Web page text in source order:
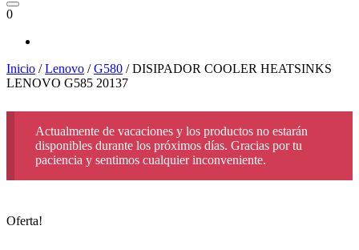
0
Inicio /Lenovo /G580 / DISIPADOR COOLER HEATSINKS
LENOVO G585 20137
Actualmente de vacaciones y los productos no estarán
disponibles durante los próximos días. Gracias por tu
paciencia y sentimos cualquier inconveniente.
Oferta!